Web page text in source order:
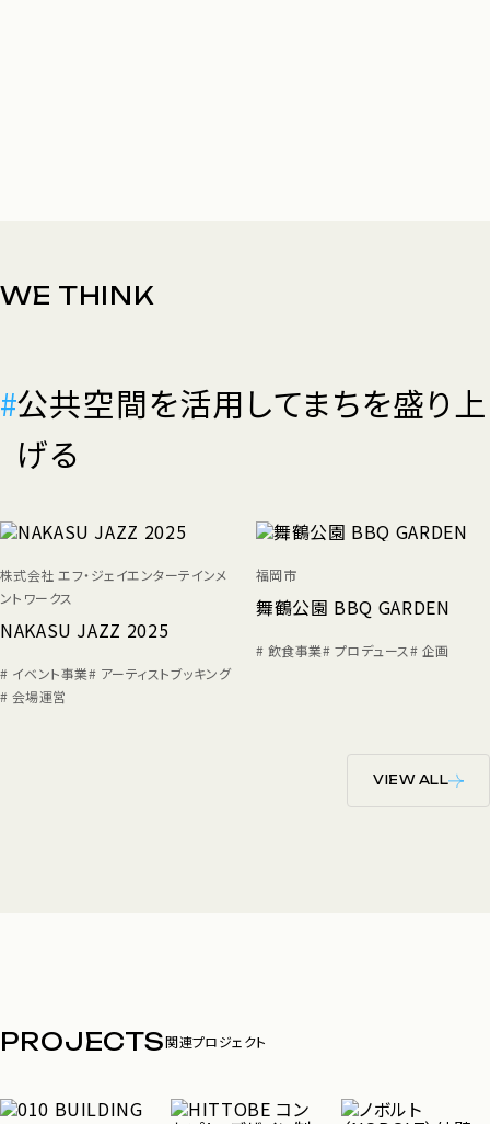
WE THINK
#公共空間を活用してまちを盛り上
げる
株式会社 エフ・ジェイエンターテインメ
ントワークス
NAKASU JAZZ 2025
# イベント事業# アーティストブッキング
# 会場運営
福岡市
舞鶴公園 BBQ GARDEN
# 飲食事業# プロデュース# 企画
VIEW ALL
PROJECTS関連プロジェクト